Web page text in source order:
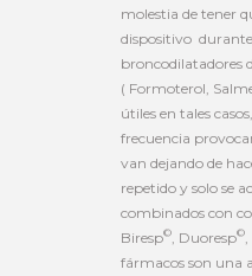
molestia de tener
dispositivo
broncodilatadores
( Formoterol,
útiles en tales
frecuencia
van dejando de
repetido y solo se
combinados con
Biresp© , Duoresp©
fármacos son una